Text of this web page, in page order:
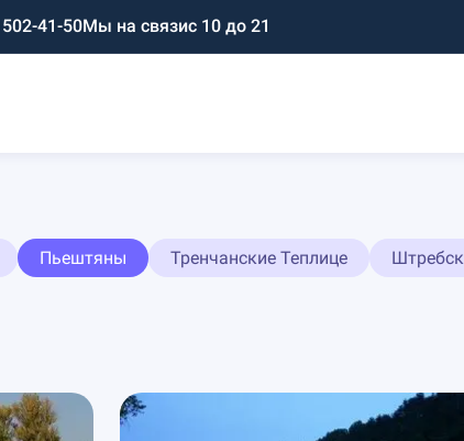
41-50Мы на связис 10 до 21
Пьештяны Тренчанские Теплице